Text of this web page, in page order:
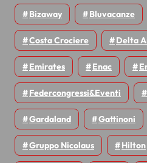
Bizaway Bluvacanze
Costa Crociere Delta
Emirates Enac
Federcongressi&eventi
Gardaland Gattinoni
Gruppo Nicolaus Hilton